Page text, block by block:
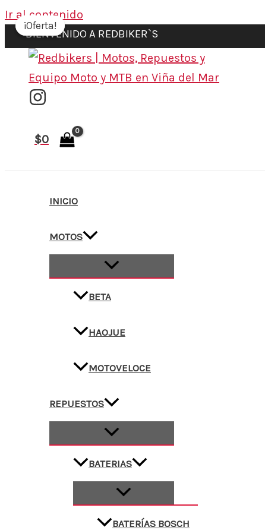
Ir al contenido
BIENVENIDO A REDBIKER`S
$0
INICIO
MOTOS
BETA
HAOJUE
MOTOVELOCE
REPUESTOS
BATERIAS
BATERÍAS BOSCH
¡Oferta!
¡Oferta!